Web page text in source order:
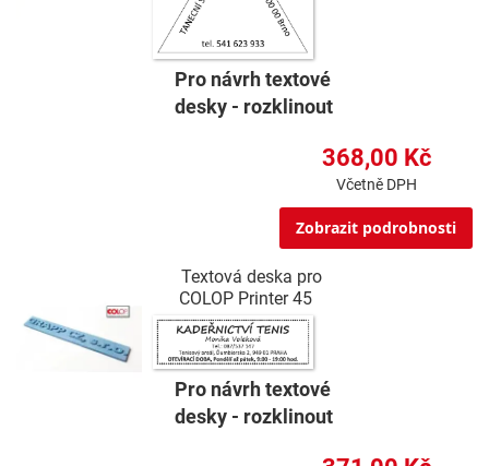
Pro návrh textové
desky - rozklinout
368,00 Kč
Včetně DPH
Zobrazit podrobnosti
Textová deska pro
COLOP Printer 45
Pro návrh textové
desky - rozklinout